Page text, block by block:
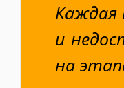
Каждая
и
на